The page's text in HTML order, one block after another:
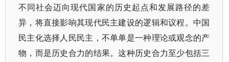
不同社会迈向现代国家的历史起点和发展路径的差
异，将直接影响其现代民主建设的逻辑和议程。中国
民主化选择人民民主，不单单是一种理论或观念的产
物，而是历史合力的结果。这种历史合力至少包括三